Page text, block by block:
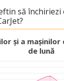
să închiriezi
și a
de lună